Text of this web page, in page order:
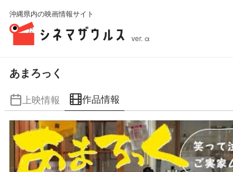
沖縄県内の映画情報サイト
ver. α
あまろっく
上映情報 作品情報